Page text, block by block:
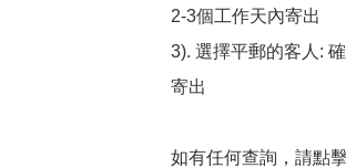
2-3個工作天內寄出
3). 選擇平郵的客人:
寄出
如有任何查詢，請點